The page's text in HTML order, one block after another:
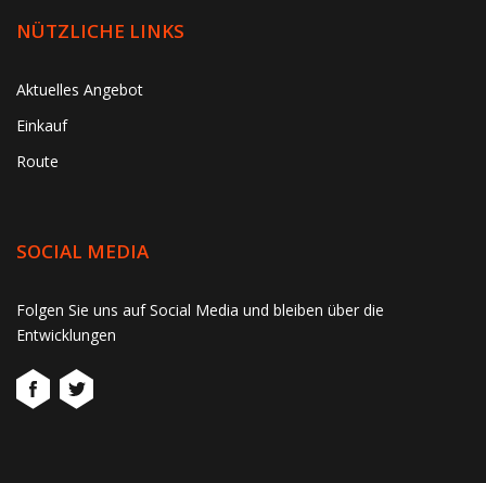
NÜTZLICHE LINKS
Aktuelles Angebot
Einkauf
Route
SOCIAL MEDIA
Folgen Sie uns auf Social Media und bleiben über die
Entwicklungen
gtag('consent', 'update', function() { window.dataLayer =
window.dataLayer || []; window.dataLayer.push({ 'event':